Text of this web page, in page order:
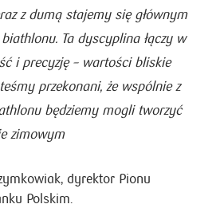
z dumą stajemy się głównym
Ta dyscyplina łączy w
i precyzję – wartości bliskie
przekonani, że wspólnie z
będziemy mogli tworzyć
zimowym
dyrektor Pionu
Polskim.